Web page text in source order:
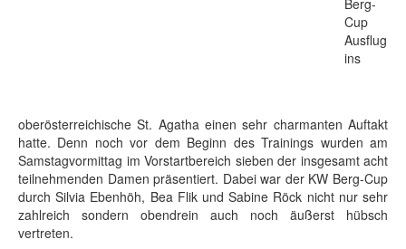
Berg-
Cup
Ausflug
ins
oberösterreichische St. Agatha einen sehr charmanten Auftakt
hatte. Denn noch vor dem Beginn des Trainings wurden am
Samstagvormittag im Vorstartbereich sieben der insgesamt acht
teilnehmenden Damen präsentiert. Dabei war der KW Berg-Cup
durch Silvia Ebenhöh, Bea Flik und Sabine Röck nicht nur sehr
zahlreich sondern obendrein auch noch äußerst hübsch
vertreten.